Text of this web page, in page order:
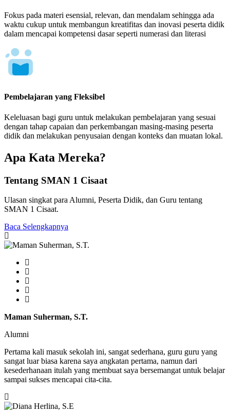
Fokus pada materi esensial, relevan, dan mendalam sehingga ada
waktu cukup untuk membangun kreatifitas dan inovasi peserta didik
dalam mencapai kompetensi dasar seperti numerasi dan literasi
Pembelajaran yang Fleksibel
Keleluasan bagi guru untuk melakukan pembelajaran yang sesuai
dengan tahap capaian dan perkembangan masing-masing peserta
didik dan melakukan penyusaian dengan konteks dan muatan lokal.
Apa Kata Mereka?
Tentang SMAN 1 Cisaat
Ulasan singkat para Alumni, Peserta Didik, dan Guru tentang
SMAN 1 Cisaat.
Baca Selengkapnya
Maman Suherman, S.T.
Alumni
Pertama kali masuk sekolah ini, sangat sederhana, guru guru yang
sangat luar biasa karena saya angkatan pertama, namun dari
kesederhanaan itulah yang membuat saya bersemangat untuk belajar
sampai sukses mencapai cita-cita.